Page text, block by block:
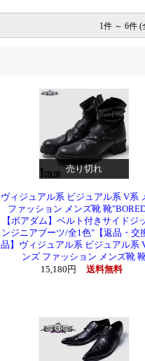
1件 ～ 6件 (
売り切れ
ヴィジュアル系 ビジュアル系 V系
ファッション メンズ靴 靴
【ボアダム】ベルト付きサイドジ
ンジニアブーツ/全1色"【返品・交
品】ヴィジュアル系 ビジュアル系
ンズ ファッション メンズ靴
15,180円
送料無料